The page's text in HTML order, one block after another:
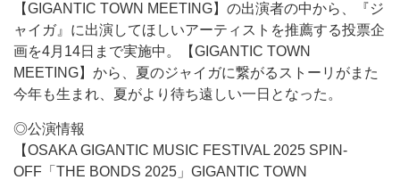
【GIGANTIC TOWN MEETING】の出演者の中から、『ジ
ャイガ』に出演してほしいアーティストを推薦する投票企
画を4月14日まで実施中。【GIGANTIC TOWN
MEETING】から、夏のジャイガに繋がるストーリがまた
今年も生まれ、夏がより待ち遠しい一日となった。
◎公演情報
【OSAKA GIGANTIC MUSIC FESTIVAL 2025 SPIN-
OFF「THE BONDS 2025」GIGANTIC TOWN